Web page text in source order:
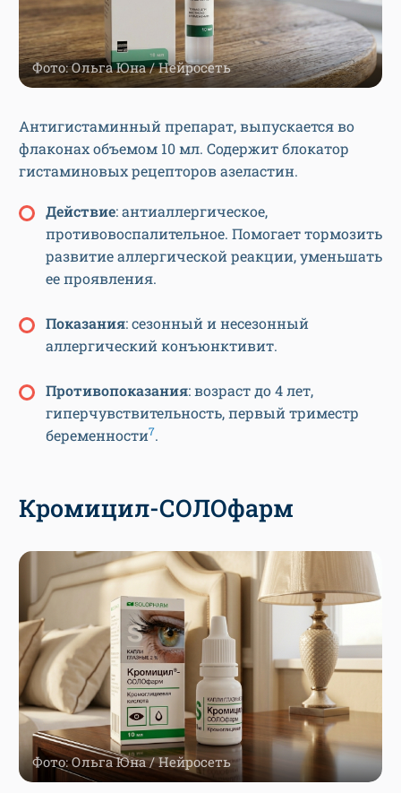
Фото: Ольга Юна / Нейросеть
Антигистаминный препарат, выпускается во
флаконах объемом 10 мл. Содержит блокатор
гистаминовых рецепторов азеластин.
Действие: антиаллергическое,
противовоспалительное. Помогает тормозить
развитие аллергической реакции, уменьшать
ее проявления.
Показания: сезонный и несезонный
аллергический конъюнктивит.
Противопоказания: возраст до 4 лет,
гиперчувствительность, первый триместр
беременности7.
Кромицил-СОЛОфарм
Фото: Ольга Юна / Нейросеть